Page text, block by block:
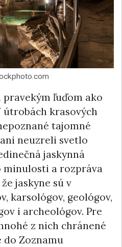
pravekým ľuďom ako
útrobách krasových
tajomné
neuzreli svetlo
jaskynná
minulosti a rozpráva
jaskyne sú v
karsológov, geológov,
i archeológov. Pre
z nich chránené
do Zoznamu